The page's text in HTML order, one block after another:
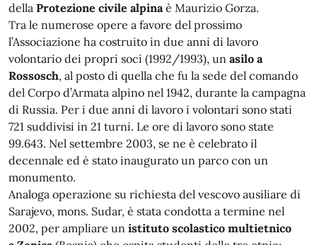
della Protezione civile alpinaè Maurizio Gorza.
Tra le numerose opere a favore del prossimo
l’Associazione ha costruito in due anni di lavoro
volontario dei propri soci (1992/1993), un asilo a
Rossosch, al posto di quella che fu la sede del comando
del Corpo d’Armata alpino nel 1942, durante la campagna
di Russia. Per i due anni di lavoro i volontari sono stati
721 suddivisi in 21 turni. Le ore di lavoro sono state
99.643. Nel settembre 2003, se ne è celebrato il
decennale ed è stato inaugurato un parco con un
monumento.
Analoga operazione su richiesta del vescovo ausiliare di
Sarajevo, mons. Sudar, è stata condotta a termine nel
2002, per ampliare un istituto scolastico multietnico